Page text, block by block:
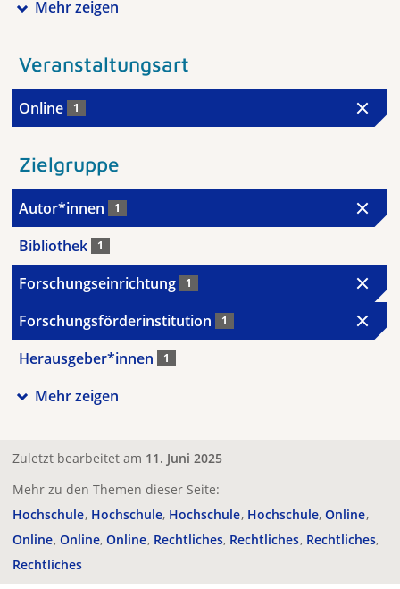
Mehr zeigen
Veranstaltungsart
Online 1
Zielgruppe
Autor*innen 1
Bibliothek 1
Forschungseinrichtung 1
Forschungsförderinstitution 1
Herausgeber*innen 1
Mehr zeigen
Zuletzt bearbeitet am 11. Juni 2025
Mehr zu den Themen dieser Seite:
Hochschule Hochschule Hochschule Hochschule Online
Online Online Online Rechtliches Rechtliches Rechtliches
Rechtliches